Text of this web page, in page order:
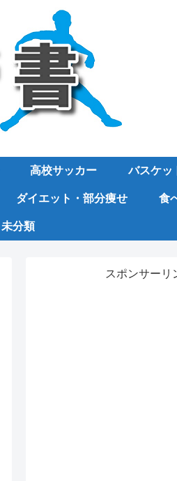
高校サッカー バスケッ
ダイエット・部分痩せ 食
未分類
スポンサーリ